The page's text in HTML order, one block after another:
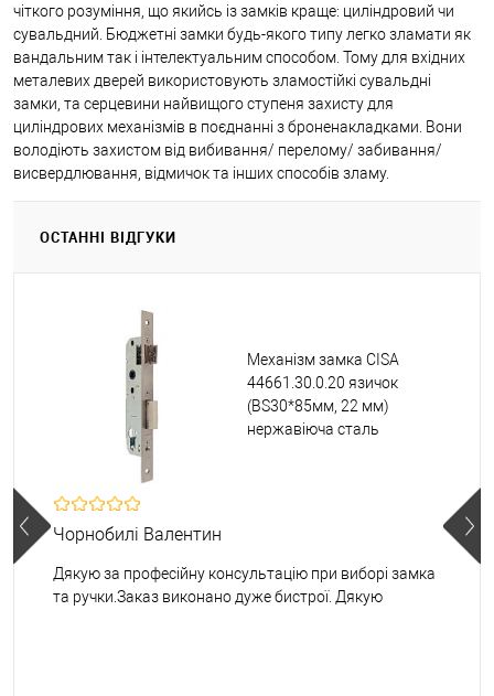
чіткого розуміння, що якийсь із замків краще: циліндровий чи
сувальдний. Бюджетні замки будь-якого типу легко зламати як
вандальним так і інтелектуальним способом. Тому для вхідних
металевих дверей використовують зламостійкі сувальдні
замки, та серцевини найвищого ступеня захисту для
циліндрових механізмів в поєднанні з броненакладками. Вони
володіють захистом від вибивання/ перелому/ забивання/
висвердлювання, відмичок та інших способів зламу.
ОСТАННІ ВІДГУКИ
Механізм замка CISA
44661.30.0.20 язичок
(BS30*85мм, 22 мм)
нержавіюча сталь
Чорнобилі Валентин
Дякую за професійну консультацію при виборі замка
та ручки.Заказ виконано дуже бистрої. Дякую